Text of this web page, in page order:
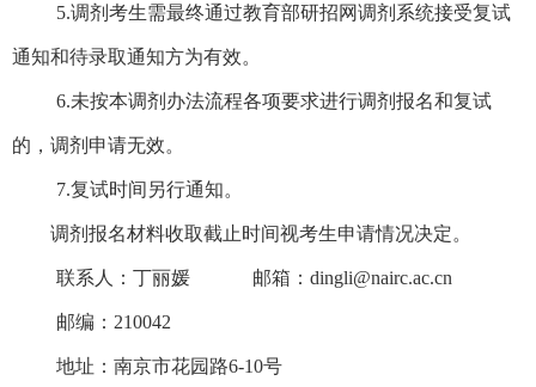
5.调剂考生需最终通过教育部研招网调剂系统接受复试
通知和待录取通知方为有效。
6.未按本调剂办法流程各项要求进行调剂报名和复试
的，调剂申请无效。
7.复试时间另行通知。
调剂报名材料收取截止时间视考生申请情况决定。
联系人：丁丽媛 邮箱：dingli@nairc.ac.cn
邮编： 210042
地址：南京市花园路6-10号